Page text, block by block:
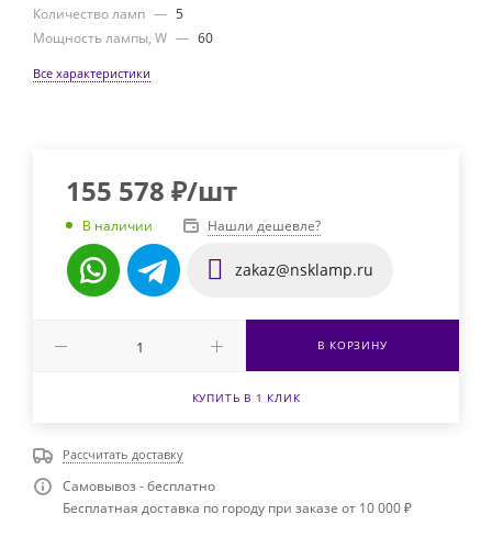
Количество ламп — 5
Мощность лампы, W — 60
Все характеристики
155 578 ₽/шт
В наличии Нашли дешевле?
zakaz@nsklamp.ru
В КОРЗИНУ
КУПИТЬ В 1 КЛИК
Рассчитать доставку
Самовывоз - бесплатно
Бесплатная доставка по городу при заказе от 10 000 ₽